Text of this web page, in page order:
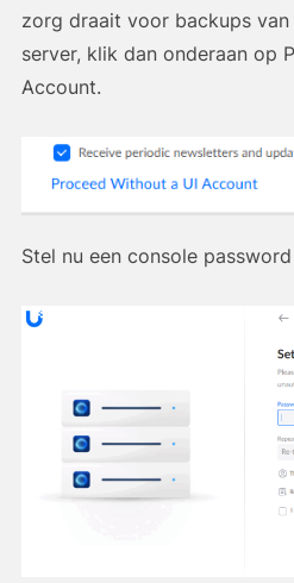
zorg draait voor backups
server, klik dan onderaan op
Account.
Stel nu een console